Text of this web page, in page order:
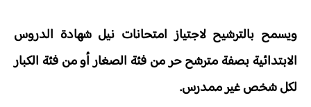
ويسمح بالترشيح لاجتياز امتحانات نيل شهادة الدروس
الابتدائية بصفة مترشح حر من فئة الصغار أو من فئة الكبار
لكل شخص غير ممدرس.